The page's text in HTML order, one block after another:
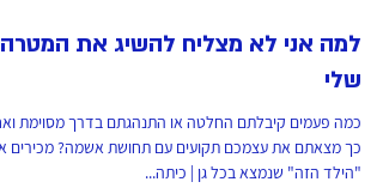
זמן קריאה 3 דקות
למה אני לא מצליח להשיג את המטרה
שלי
כמה פעמים קיבלתם החלטה או התנהגתם בדרך מסוימת